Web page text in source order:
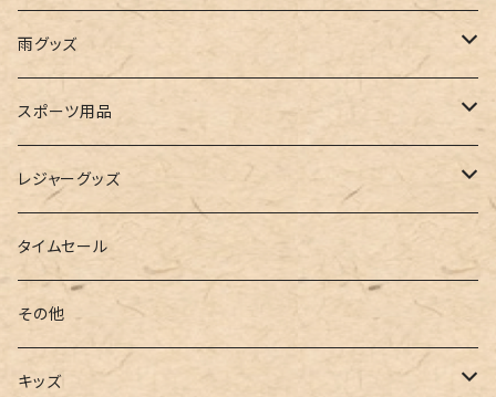
ビスチェ
その他
レースアップ
ルームシューズ
インソール
ローファー
リュック
ハンドバッグ
ボストンバッグ
オフショルダー
バンドゥ
タンキニ
キャミキニ
フィットネス
2点セット
ユニセックス
マスクケース
帽子
ストール・マフラー
手袋
ポーチ
パスケース
ウォレット
雨グッズ
レインコート
スポーツ用品
トレーニング・スポーツウェア
トレーニンググッズ
ヨガウェア
ヨガソックス
レジャーグッズ
ビーチグッズ
タイムセール
その他
キッズ